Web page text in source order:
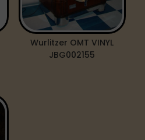
Wurlitzer OMT VINYL
JBG002155